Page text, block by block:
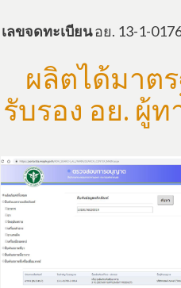
เลขจดทะเบียนอย. 13-1-
ผลิตได้มาต
รับรอง อย. ผู้